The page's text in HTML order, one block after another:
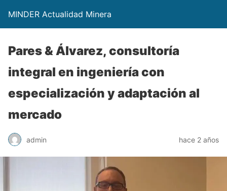
MINDER Actualidad Minera
Pares & Álvarez, consultoría
integral en ingeniería con
especialización y adaptación al
mercado
admin hace 2 años